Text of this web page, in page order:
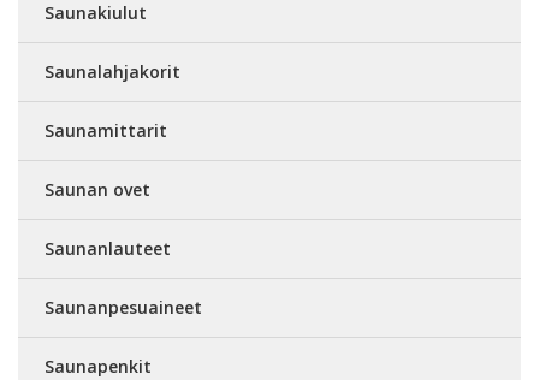
Saunakiulut
Saunalahjakorit
Saunamittarit
Saunan ovet
Saunanlauteet
Saunanpesuaineet
Saunapenkit